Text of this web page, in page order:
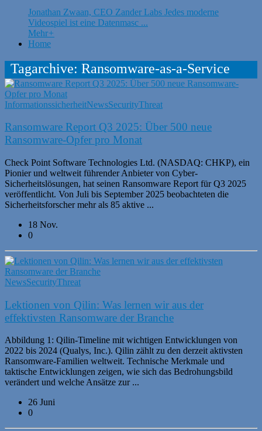
Jonathan Zwaan, CEO Zander Labs Jedes moderne
Videospiel ist eine Datenmasc ...
Mehr+
Home
Tagarchive: Ransomware-as-a-Service
InformationssicherheitNewsSecurityThreat
Ransomware Report Q3 2025: Über 500 neue
Ransomware-Opfer pro Monat
Check Point Software Technologies Ltd. (NASDAQ: CHKP), ein
Pionier und weltweit führender Anbieter von Cyber-
Sicherheitslösungen, hat seinen Ransomware Report für Q3 2025
veröffentlicht. Von Juli bis September 2025 beobachteten die
Sicherheitsforscher mehr als 85 aktive ...
18 Nov.
0
NewsSecurityThreat
Lektionen von Qilin: Was lernen wir aus der
effektivsten Ransomware der Branche
Abbildung 1: Qilin-Timeline mit wichtigen Entwicklungen von
2022 bis 2024 (Qualys, Inc.). Qilin zählt zu den derzeit aktivsten
Ransomware-Familien weltweit. Technische Merkmale und
taktische Entwicklungen zeigen, wie sich das Bedrohungsbild
verändert und welche Ansätze zur ...
26 Juni
0